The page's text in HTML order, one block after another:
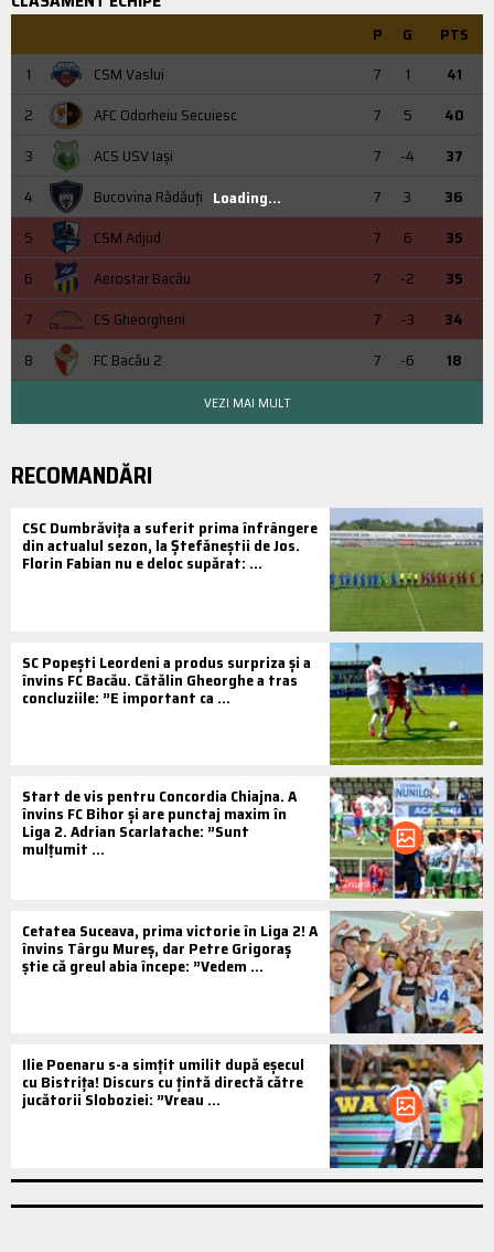
P G
PTS
1
CSM Vaslui 7 1
41
2
AFC Odorheiu Secuiesc 7 5
40
3
ACS USV Iaşi 7 -4
37
4
Bucovina Rădăuți 7 3
36
5
CSM Adjud 7 6
35
6
Aerostar Bacău 7 -2
35
7
CS Gheorgheni 7 -3
34
8
FC Bacău 2 7 -6 18
Loading...
VEZI MAI MULT
RECOMANDĂRI
CSC Dumbrăvița a suferit prima înfrângere
din actualul sezon, la Ștefăneștii de Jos.
Florin Fabian nu e deloc supărat: ...
SC Popești Leordeni a produs surpriza și a
învins FC Bacău. Cătălin Gheorghe a tras
concluziile: ”E important ca ...
Start de vis pentru Concordia Chiajna. A
învins FC Bihor și are punctaj maxim în
Liga 2. Adrian Scarlatache: ”Sunt
mulțumit ...
Cetatea Suceava, prima victorie în Liga 2! A
învins Târgu Mureș, dar Petre Grigoraș
știe că greul abia începe: ”Vedem ...
Ilie Poenaru s-a simțit umilit după eșecul
cu Bistrița! Discurs cu țintă directă către
jucătorii Sloboziei: ”Vreau ...